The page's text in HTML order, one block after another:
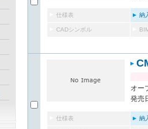
仕様表 納
CADシンボル
オー
発売
仕様表 納